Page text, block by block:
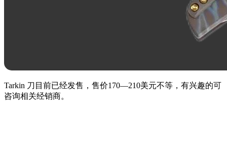
Tarkin 刀目前已经发售，售价170—210美元不等，有兴趣的可
咨询相关经销商。